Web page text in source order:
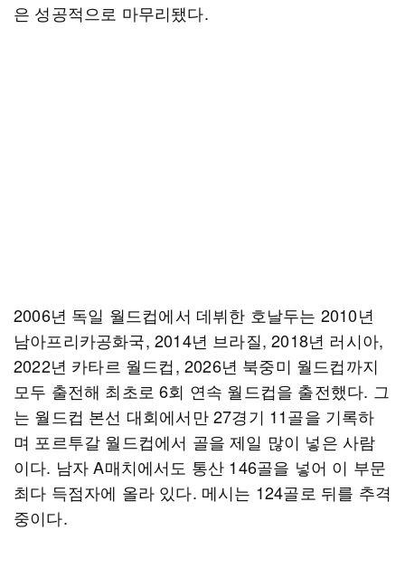
은 성공적으로 마무리됐다.
2006년 독일 월드컵에서 데뷔한 호날두는 2010년
남아프리카공화국, 2014년 브라질, 2018년 러시아,
2022년 카타르 월드컵, 2026년 북중미 월드컵까지
모두 출전해 최초로 6회 연속 월드컵을 출전했다. 그
는 월드컵 본선 대회에서만 27경기 11골을 기록하
며 포르투갈 월드컵에서 골을 제일 많이 넣은 사람
이다. 남자 A매치에서도 통산 146골을 넣어 이 부문
최다 득점자에 올라 있다. 메시는 124골로 뒤를 추격
중이다.